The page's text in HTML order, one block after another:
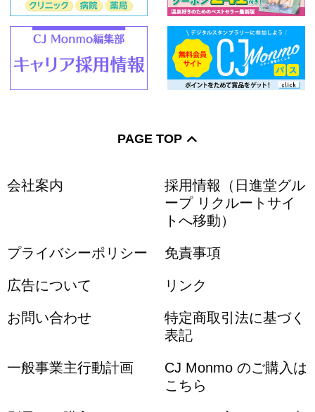
PAGE TOP
会社案内
採用情報（日進堂グル
ープ リクルートサイ
トへ移動）
プライバシーポリシー 免責事項
広告について リンク
お問い合わせ
特定商取引法に基づく
表記
一般事業主行動計画
CJ Monmo のご購入は
こちら